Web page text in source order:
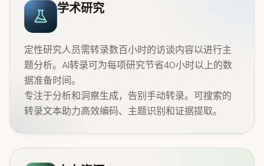
学术研究
定性研究人员需转录数百小时的访谈内容以进行主
题分析。AI转录可为每项研究节省40小时以上的数
据准备时间。
专注于分析和洞察生成，告别手动转录。可搜索的
转录文本助力高效编码、主题识别和证据提取。